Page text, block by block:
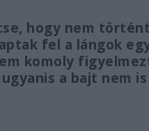
hogy nem
fel a lángok
komoly
a bajt nem